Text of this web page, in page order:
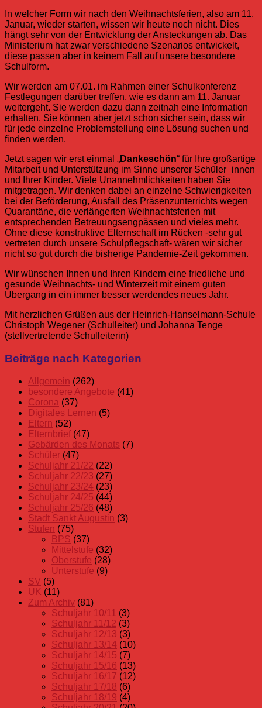
In welcher Form wir nach den Weihnachtsferien, also am 11.
Januar, wieder starten, wissen wir heute noch nicht. Dies
hängt sehr von der Entwicklung der Ansteckungen ab. Das
Ministerium hat zwar verschiedene Szenarios entwickelt,
diese passen aber in keinem Fall auf unsere besondere
Schulform.
Wir werden am 07.01. im Rahmen einer Schulkonferenz
Festlegungen darüber treffen, wie es dann am 11. Januar
weitergeht. Sie werden dazu dann zeitnah eine Information
erhalten. Sie können aber jetzt schon sicher sein, dass wir
für jede einzelne Problemstellung eine Lösung suchen und
finden werden.
Jetzt sagen wir erst einmal „Dankeschön“ für Ihre großartige
Mitarbeit und Unterstützung im Sinne unserer Schüler_innen
und Ihrer Kinder. Viele Unannehmlichkeiten haben Sie
mitgetragen. Wir denken dabei an einzelne Schwierigkeiten
bei der Beförderung, Ausfall des Präsenzunterrichts wegen
Quarantäne, die verlängerten Weihnachtsferien mit
entsprechenden Betreuungsengpässen und vieles mehr.
Ohne diese konstruktive Elternschaft im Rücken -sehr gut
vertreten durch unsere Schulpflegschaft- wären wir sicher
nicht so gut durch die bisherige Pandemie-Zeit gekommen.
Wir wünschen Ihnen und Ihren Kindern eine friedliche und
gesunde Weihnachts- und Winterzeit mit einem guten
Übergang in ein immer besser werdendes neues Jahr.
Mit herzlichen Grüßen aus der Heinrich-Hanselmann-Schule
Christoph Wegener (Schulleiter) und Johanna Tenge
(stellvertretende Schulleiterin)
Allgemein
Elternbrief
Schuljahr
2021AusblickCoronaElternElternbrief
Beiträge nach Kategorien
Allgemein (262)
besondere Angebote (41)
Corona (37)
Digitales Lernen (5)
Eltern (52)
Elternbrief(47)
Gebärden des Monats (7)
Schüler (47)
Schuljahr 21/22 (22)
Schuljahr 22/23 (27)
Schuljahr 23/24 (23)
Schuljahr 24/25 (44)
Schuljahr 25/26 (48)
Stadt Sankt Augustin (3)
Stufen (75)
BPS (37)
Mittelstufe (32)
Oberstufe (28)
Unterstufe (9)
SV (5)
UK (11)
Zum Archiv (81)
Schuljahr 10/11 (3)
Schuljahr 11/12 (3)
Schuljahr 12/13 (3)
Schuljahr 13/14 (10)
Schuljahr 14/15 (7)
Schuljahr 15/16 (13)
Schuljahr 16/17 (12)
Schuljahr 17/18 (6)
Schuljahr 18/19 (4)